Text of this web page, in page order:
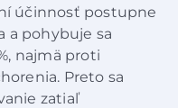
účinnosť postupne
a pohybuje sa
najmä proti
Preto sa
zatiaľ